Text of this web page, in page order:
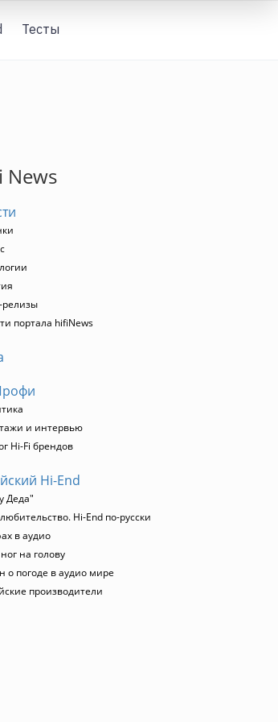
Тесты
News
релизы
портала hifiNews
и интервью
Hi-Fi брендов
Hi-End
Деда"
Hi-End по-русски
в аудио
на голову
о погоде в аудио мире
производители